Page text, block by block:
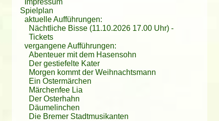
mussten alle schmunzeln. Hinterher konnten sich alle
mit den Schauspielern unterhalten und Fotos schießen.
Die Kinder durften auf der Wiese Eier suchen. Für uns
steht fest, wir kommen nächstes Jahr wieder, vielleicht
zu " Das tapfere Schneiderlein" ? Vielen lieben Dank
für euere tolle Aufführung eure Jana Wyrembek aus
Thalheim.
Impressum
Spielplan
aktuelle Aufführungen:
Nächtliche Bisse (11.10.2026 17.00 Uhr)-
Tickets
vergangene Aufführungen:
Abenteuer mit dem Hasensohn
Der gestiefelte Kater
Morgen kommt der Weihnachtsmann
Ein Ostermärchen
Märchenfee Lia
Der Osterhahn
Däumelinchen
Die Bremer Stadtmusikanten